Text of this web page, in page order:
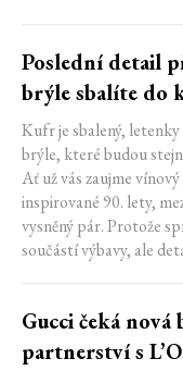
Poslední detail
brýle sbalíte do
Kufr je sbalený,
brýle, které budou
Ať už vás zaujme
inspirované 90. lety,
vysněný pár. Protože
součástí výbavy, ale
Gucci čeká
partnerství s